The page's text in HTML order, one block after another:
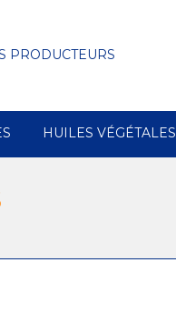
PRODUCTEURS
HUILES VÉGÉTALES